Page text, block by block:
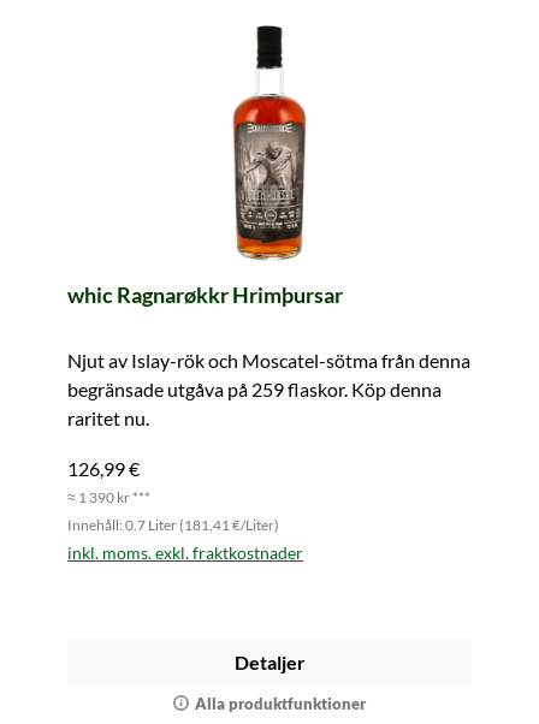
whic Ragnarøkkr Hrimþursar
Njut av Islay-rök och Moscatel-sötma från denna
begränsade utgåva på 259 flaskor. Köp denna
raritet nu.
126,99 €
≈ 1 390 kr ***
Innehåll: 0.7 Liter (181,41 €/Liter)
inkl. moms. exkl. fraktkostnader
Detaljer
Alla produktfunktioner